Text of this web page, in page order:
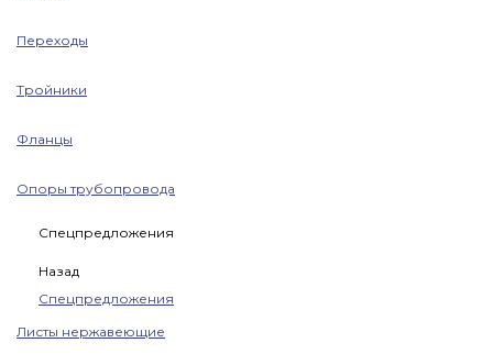
Переходы
Тройники
Фланцы
Опоры трубопровода
Спецпредложения
Назад
Спецпредложения
Листы нержавеющие